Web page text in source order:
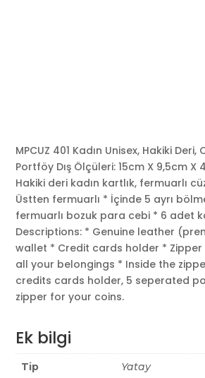
MPCUZ 401 Kadın Unisex, Hakiki Deri,
Portföy Dış Ölçüleri: 15cm X 9,5cm X
Hakiki deri kadın kartlık, fermuarlı
Üstten fermuarlı * İçinde 5 ayrı
fermuarlı bozuk para cebi * 6 adet
Descriptions: * Genuine leather
wallet * Credit cards holder *
all your belongings * Inside the
credits cards holder, 5 seperated
zipper for your coins.
Ek bilgi
Tip Yatay